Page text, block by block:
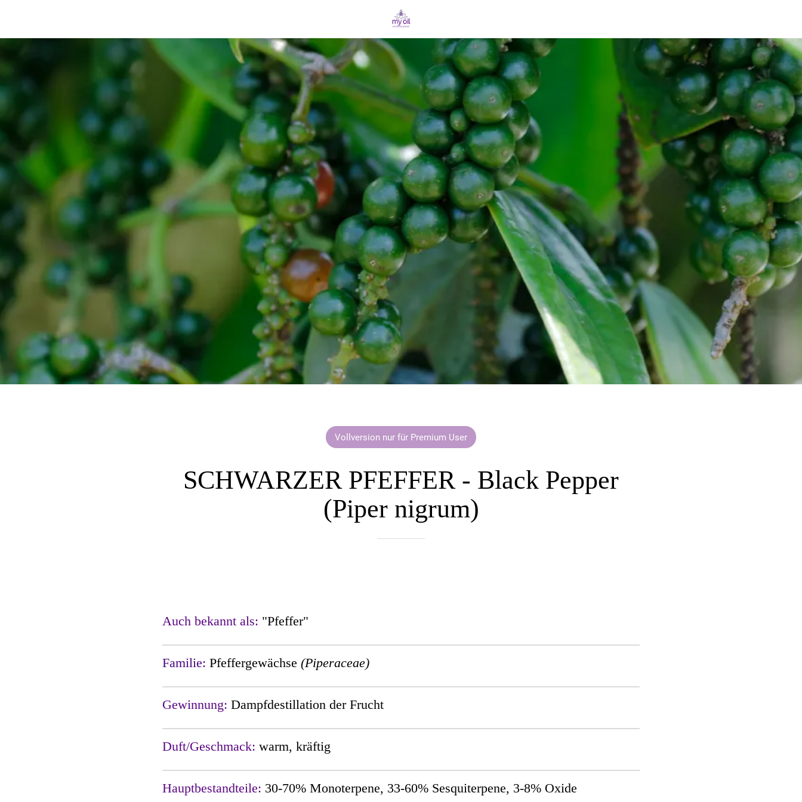
Vollversion nur für Premium User
SCHWARZER PFEFFER - Black Pepper
(Piper nigrum)
Auch bekannt als: "Pfeffer"
Familie: Pfeffergewächse (Piperaceae)
Gewinnung: Dampfdestillation der Frucht
Duft/Geschmack: warm, kräftig
Hauptbestandteile: 30-70% Monoterpene, 33-60% Sesquiterpene, 3-8% Oxide